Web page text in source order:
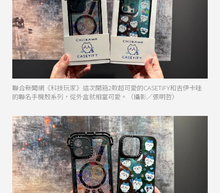
聯合新聞網《科技玩家》這次開箱2款超可愛的CASETiFY和吉伊卡哇
的聯名手機殼系列，從外盒就相當可愛。（攝影／張明哲）